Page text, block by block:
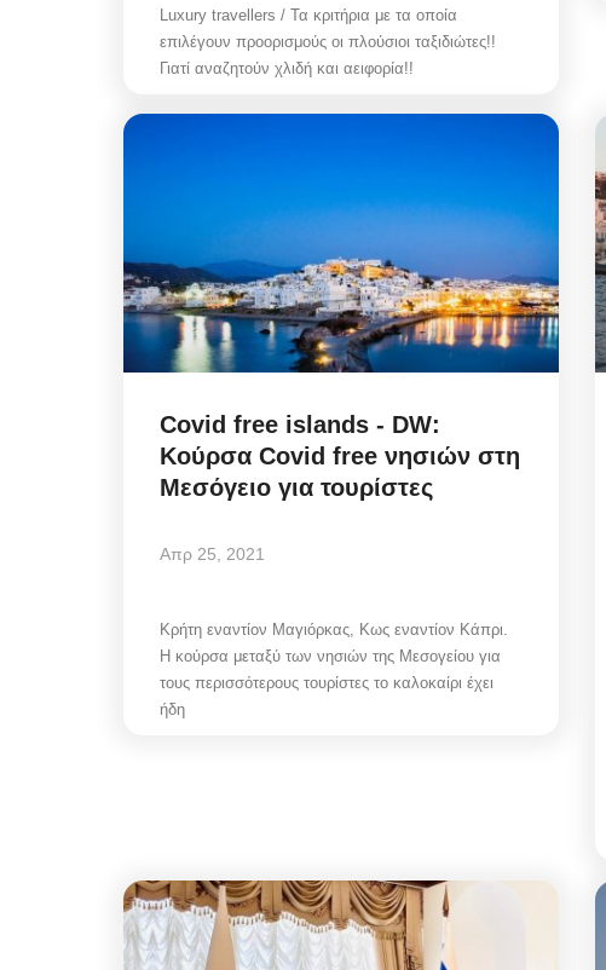
Luxury travellers / Τα κριτήρια με τα οποία
επιλέγουν προορισμούς οι πλούσιοι ταξιδιώτες!!
Γιατί αναζητούν χλιδή και αειφορία!!
Covid free islands - DW:
Κούρσα Covid free νησιών στη
Μεσόγειο για τουρίστες
Απρ 25, 2021
Κρήτη εναντίον Μαγιόρκας, Κως εναντίον Κάπρι.
Η κούρσα μεταξύ των νησιών της Μεσογείου για
τους περισσότερους τουρίστες το καλοκαίρι έχει
ήδη
Frontpages